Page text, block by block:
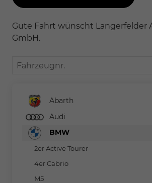
Gute Fahrt wünscht Langerfelder
GmbH.
Fahrzeugnr.
Abarth
Audi
BMW
2er Active Tourer
4er Cabrio
M5